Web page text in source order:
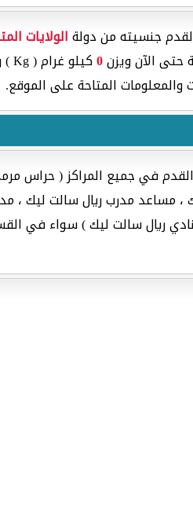
الولايات
الآن ويزن0كيلو غرام ( Kg ) ويبلغ
المتاحة على الموقع.
في جميع المراكز ( حراس
مساعد مدرب ريال سالت ليك ،
ريال سالت ليك ) سواء في